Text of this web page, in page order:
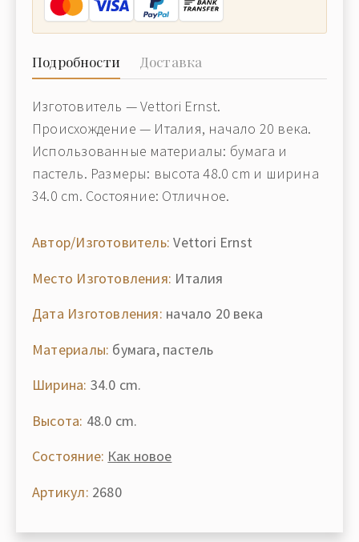
Подробности Доставка
Изготовитель — Vettori Ernst.
Происхождение — Италия, начало 20 века.
Использованные материалы: бумага и
пастель. Размеры: высота 48.0 cm и ширина
34.0 cm. Состояние: Отличное.
Автор/Изготовитель: Vettori Ernst
Место Изготовления: Италия
Дата Изготовления: начало 20 века
Материалы: бумага, пастель
Ширина: 34.0 cm.
Высота: 48.0 cm.
Состояние: Как новое
Артикул: 2680